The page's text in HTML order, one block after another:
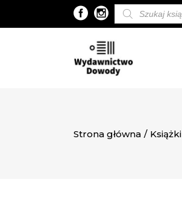
Wyszukiwarka
produktów
Strona główna / Książki